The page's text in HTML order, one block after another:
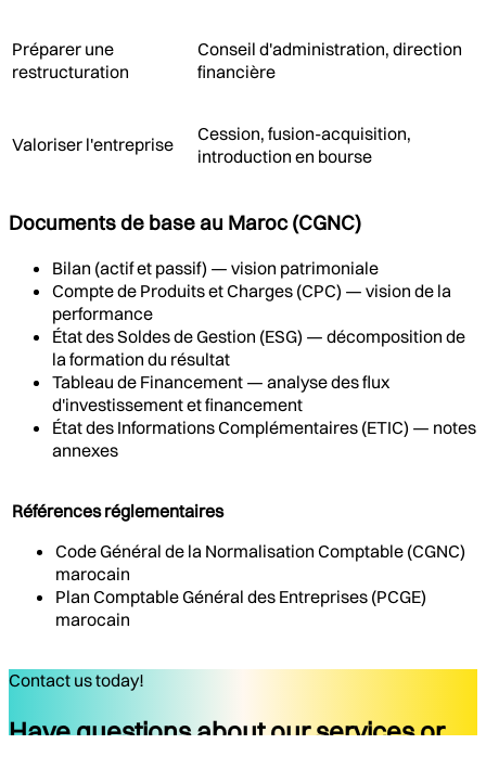
Préparer une
restructuration
Conseil d'administration, direction
financière
Valoriser l'entreprise
Cession, fusion-acquisition,
introduction en bourse
Documents de base au Maroc (CGNC)
Bilan (actif et passif) — vision patrimoniale
Compte de Produits et Charges (CPC) — vision de la
performance
État des Soldes de Gestion (ESG) — décomposition de
la formation du résultat
Tableau de Financement — analyse des flux
d'investissement et financement
État des Informations Complémentaires (ETIC) — notes
annexes
Références réglementaires
Code Général de la Normalisation Comptable (CGNC)
marocain
Plan Comptable Général des Entreprises (PCGE)
marocain
Contact us today!
Have questions about our services or